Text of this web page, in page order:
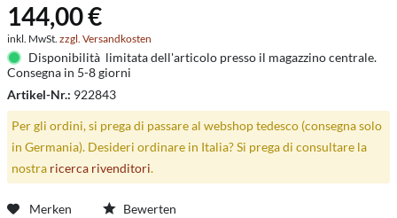
144,00 €
inkl. MwSt. zzgl. Versandkosten
Disponibilità limitata dell'articolo presso il magazzino centrale.
Consegna in 5-8 giorni
Artikel-Nr.: 922843
Per gli ordini, si prega di passare al webshop tedesco (consegna solo
in Germania). Desideri ordinare in Italia? Si prega di consultare la
nostra ricerca rivenditori.
Merken Bewerten